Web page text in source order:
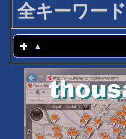
全キーワー
▲